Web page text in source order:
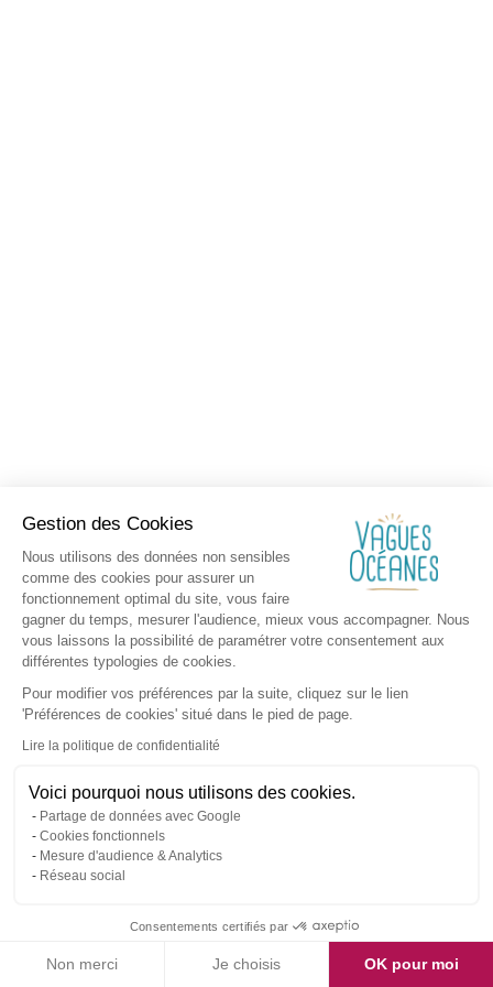
Gestion des Cookies
Nous utilisons des données non sensibles
comme des cookies pour assurer un
fonctionnement optimal du site, vous faire
gagner du temps, mesurer l'audience, mieux vous accompagner. Nous
vous laissons la possibilité de paramétrer votre consentement aux
différentes typologies de cookies.
Pour modifier vos préférences par la suite, cliquez sur le lien
'Préférences de cookies' situé dans le pied de page.
Lire la politique de confidentialité
Voici pourquoi nous utilisons des cookies.
Partage de données avec Google
Cookies fonctionnels
Mesure d'audience & Analytics
Réseau social
Consentements certifiés par
Non merci Je choisis OK pour moi